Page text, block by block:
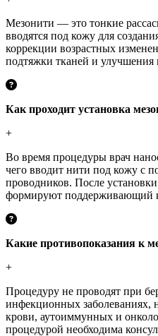
Мезонити — это тонкие
вводятся под кожу для
коррекции возрастных
подтяжки тканей и улучшения
Как проходит установка
+
Во время процедуры врач
чего вводит нити под кожу с
проводников. После
формируют поддерживающий
Какие противопоказания к
+
Процедуру не проводят при
инфекционных заболеваниях,
крови, аутоиммунных и
процедурой необходима